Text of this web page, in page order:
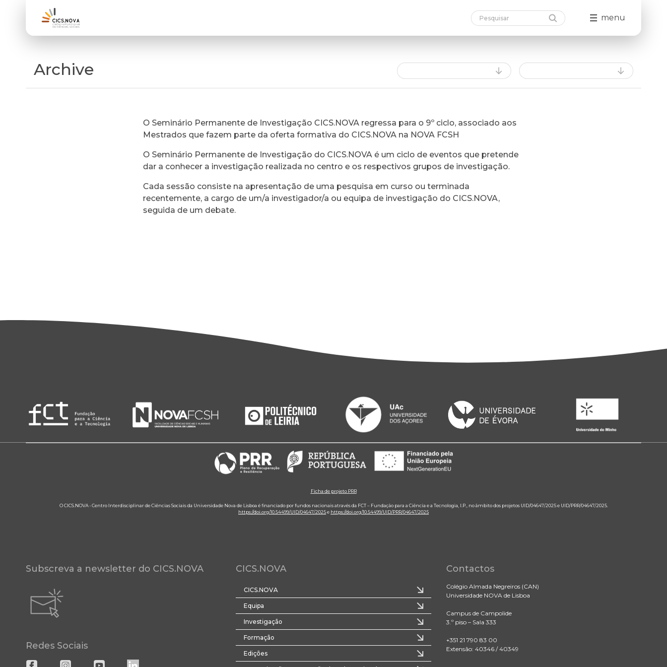
menu
Archive
O Seminário Permanente de Investigação CICS.NOVA regressa para o 9º ciclo, associado aos
Mestrados que fazem parte da oferta formativa do CICS.NOVA na NOVA FCSH
O Seminário Permanente de Investigação do CICS.NOVA é um ciclo de eventos que pretende
dar a conhecer a investigação realizada no centro e os respectivos grupos de investigação.
Cada sessão consiste na apresentação de uma pesquisa em curso ou terminada
recentemente, a cargo de um/a investigador/a ou equipa de investigação do CICS.NOVA,
seguida de um debate.
Ficha de projeto PRR
O CICS.NOVA - Centro Interdisciplinar de Ciências Sociais da Universidade Nova de Lisboa é financiado por fundos nacionais através da FCT – Fundação para a Ciência e a Tecnologia, I.P., no âmbito dos projetos UID/04647/2025 e UID/PRR/04647/2025.
https://doi.org/10.54499/UID/04647/2025e https://doi.org/10.54499/UID/PRR/04647/2025
Subscreva a newsletter do CICS.NOVA
Redes Sociais
CICS.NOVA
CICS.NOVA
Equipa
Investigação
Formação
Edições
Contactos
Colégio Almada Negreiros (CAN)
Universidade NOVA de Lisboa
Campus de Campolide
3.º piso – Sala 333
+351 21 790 83 00
Extensão: 40346 / 40349